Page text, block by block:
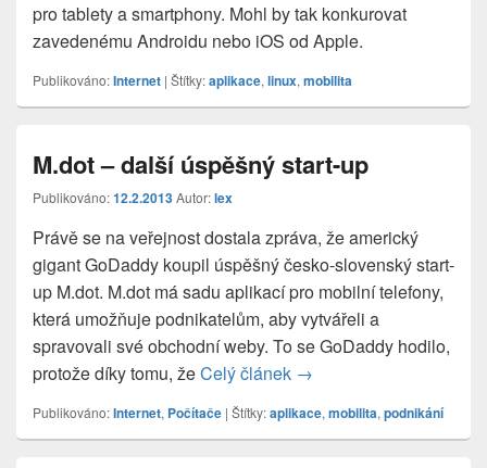
pro tablety a smartphony. Mohl by tak konkurovat
zavedenému Androidu nebo iOS od Apple.
Publikováno:Internet | Štítky:aplikace, linux, mobilita
M.dot – další úspěšný start-up
Publikováno:12.2.2013Autor:lex
Právě se na veřejnost dostala zpráva, že americký
gigant GoDaddy koupil úspěšný česko-slovenský start-
up M.dot. M.dot má sadu aplikací pro mobilní telefony,
která umožňuje podnikatelům, aby vytvářeli a
spravovali své obchodní weby. To se GoDaddy hodilo,
protože díky tomu, žeCelý článek M.dot – další úspěšný
→
Publikováno:Internet, Počítače | Štítky:aplikace, mobilita, podnikání